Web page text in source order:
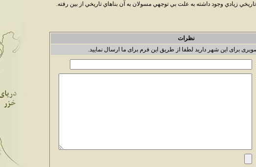
زيادي وجود داشته به علت بي توجهي مسولان به آن بناهاي تاريخي از بين رفته.
نظرات
برای این شهر دارید لطفا از طریق این فرم برای ما ارسال نمایید.